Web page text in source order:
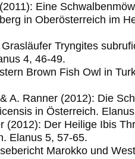
Eine
in Oberösterreich im
Tryngites
4, 46-49.
Brown Fish Owl in
A. Ranner (2012): Die
in Österreich.
(2012): Der Heilige Ibis
Elanus 5, 57-65.
Marokko und